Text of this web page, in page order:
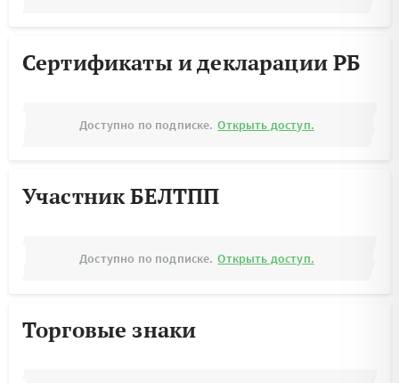
Сертификаты и декларации РБ
Доступно по подписке. Открыть доступ.
Участник БЕЛТПП
Доступно по подписке. Открыть доступ.
Торговые знаки